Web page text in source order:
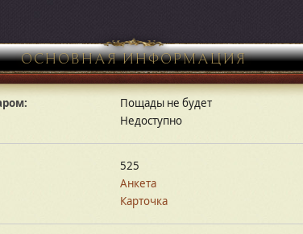
ОСНОВНАЯ ИНФОРМАЦИЯ
Пощады не будет
Недоступно
525
Анкета
Карточка